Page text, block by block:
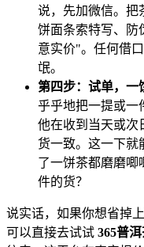
说，先加微信。把
饼面条索特写、防
意实价"。任何借
氓。
第四步：试单，一
乎乎地把一提或一
他在收到当天或次
货一致。这一下就
了一饼茶都磨磨唧
件的货？
说实话，如果你想省掉
可以直接去试试 365普